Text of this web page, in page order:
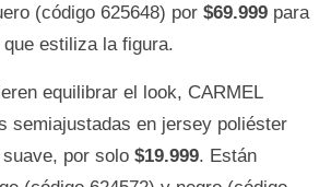
(código 625648) por $69.999 para
estiliza la figura.
equilibrar el look, CARMEL
semiajustadas en jersey poliéster
por solo $19.999. Están